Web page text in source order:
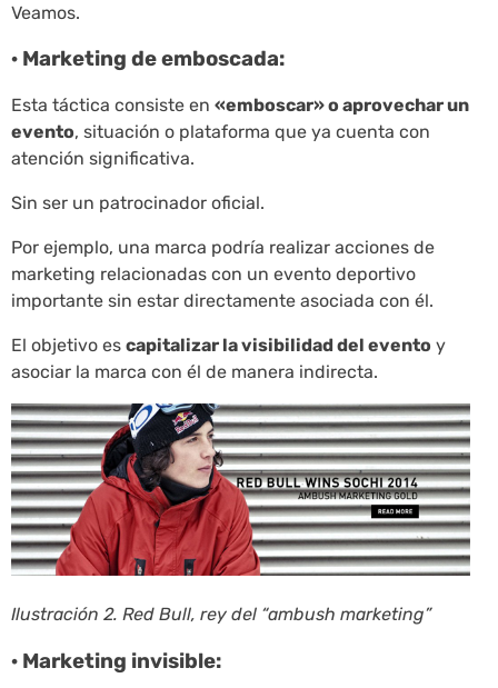
Veamos.
· Marketing de emboscada:
Esta táctica consiste en «emboscar» o aprovechar un
evento, situación o plataforma que ya cuenta con
atención significativa.
Sin ser un patrocinador oficial.
Por ejemplo, una marca podría realizar acciones de
marketing relacionadas con un evento deportivo
importante sin estar directamente asociada con él.
El objetivo es capitalizar la visibilidad del evento y
asociar la marca con él de manera indirecta.
Ilustración 2. Red Bull, rey del “ambush marketing”
· Marketing invisible: